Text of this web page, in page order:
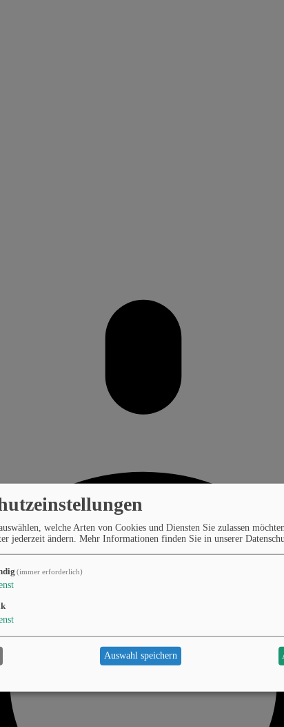
welche Arten von Cookies und Diensten Sie zulassen
jederzeit ändern. Mehr Informationen finden Sie in unserer
(immer erforderlich)
Auswahl speichern